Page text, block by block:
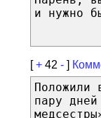
и нужно
[+ 42 - ]
Положили
пару